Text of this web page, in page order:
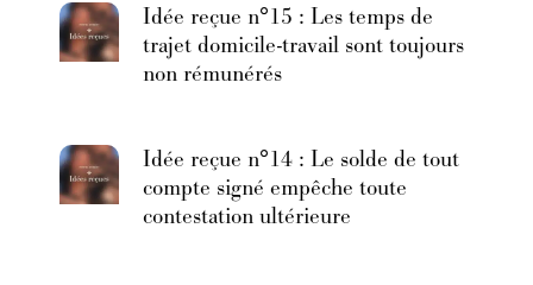
Idée reçue n°15 : Les temps de
trajet domicile-travail sont toujours
non rémunérés
Idée reçue n°14 : Le solde de tout
compte signé empêche toute
contestation ultérieure